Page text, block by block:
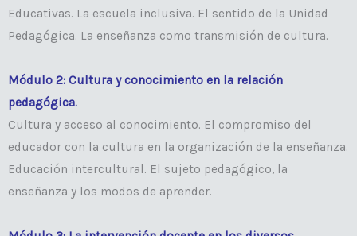
Educativas. La escuela inclusiva. El sentido de la Unidad
Pedagógica. La enseñanza como transmisión de cultura.
Módulo 2: Cultura y conocimiento en la relación
pedagógica.
Cultura y acceso al conocimiento. El compromiso del
educador con la cultura en la organización de la enseñanza.
Educación intercultural. El sujeto pedagógico, la
enseñanza y los modos de aprender.